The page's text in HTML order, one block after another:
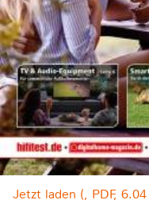
Jetzt laden (, PDF,